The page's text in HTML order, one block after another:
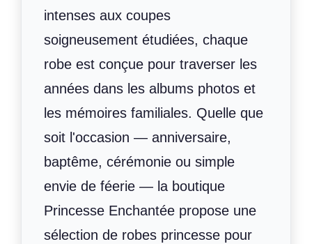
intenses aux coupes
soigneusement étudiées, chaque
robe est conçue pour traverser les
années dans les albums photos et
les mémoires familiales. Quelle que
soit l'occasion — anniversaire,
baptême, cérémonie ou simple
envie de féerie — la boutique
Princesse Enchantée propose une
sélection de robes princesse pour